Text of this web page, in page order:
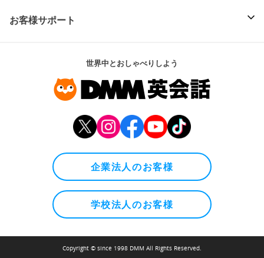
お客様サポート
世界中とおしゃべりしよう
企業法人のお客様
学校法人のお客様
Copyright © since 1998 DMM All Rights Reserved.